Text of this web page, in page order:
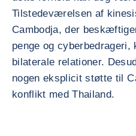
Tilstedeværelsen af
Cambodja, der
penge og cyberbedrageri,
bilaterale relationer.
nogen eksplicit støtte til
konflikt med Thailand.